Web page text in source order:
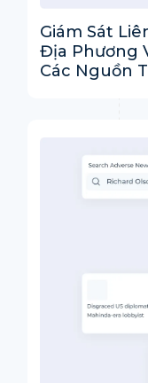
Giám Sát
Địa Phương
Các Nguồn